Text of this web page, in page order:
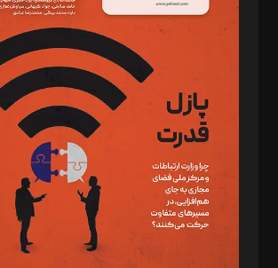
د‌بیر حقوق فناوری: حسام‌الدین ایپکچی
د‌بیر پیوست جهان: مینا پاکدل
د‌بیر تحریریه آنلاین: بابک نقاش
تحریریه‌: مجتبی محمود‌ی، آرش برهمند، یسنا
مصطفی مسجدی آرانی، ابوالفضل رجبی، زهرا فکرانه،
رستمی،مصطفی باستان
ویرایش: نگار استاد‌‌آقا
طراح یونیفرم: مجید توکلی
فیلمبرداری و عکاسی: امیر شفیعی، مانی لطفی زاده
گرافیک و صفحه‌آرایی: سید‌سبحان‌علی ثابت
مد‌یر توسعه تجاری: کامبیز برید‌